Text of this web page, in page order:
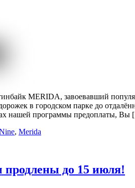
MERIDA, завоевавший
в городском парке до
нашей программы предоплаты,
, Merida
до 15 июля!